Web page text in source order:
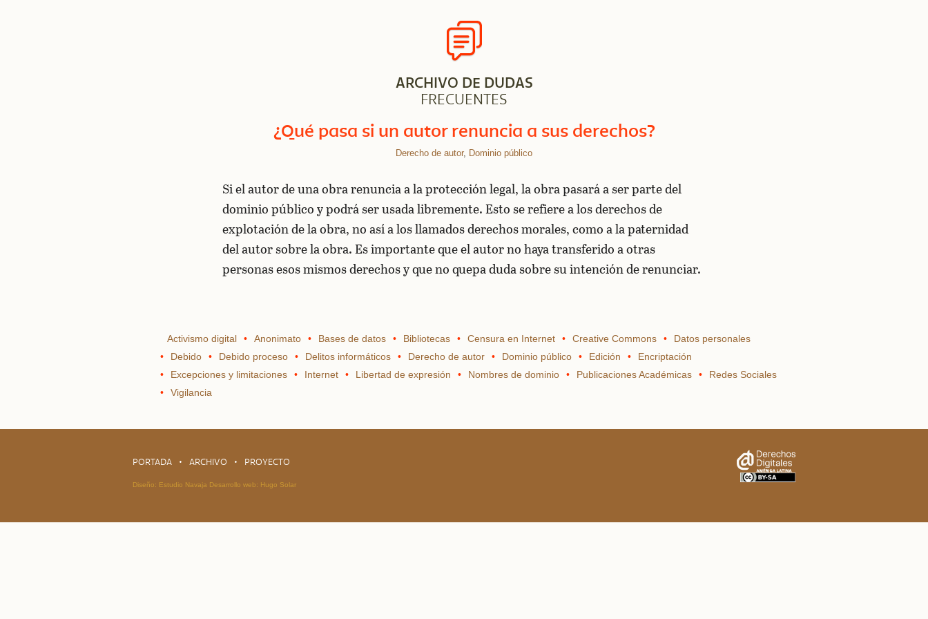
ARCHIVO DE DUDAS
FRECUENTES
¿Qué pasa si un autor renuncia a sus derechos?
Derecho de autor, Dominio público
Si el autor de una obra renuncia a la protección legal, la obra pasará a ser parte del
dominio público y podrá ser usada libremente. Esto se refiere a los derechos de
explotación de la obra, no así a los llamados derechos morales, como a la paternidad
del autor sobre la obra. Es importante que el autor no haya transferido a otras
personas esos mismos derechos y que no quepa duda sobre su intención de renunciar.
Activismo digital Anonimato Bases de datos Bibliotecas Censura en Internet Creative Commons
Datos personales
Debido
Debido proceso Delitos informáticos Derecho de autor Dominio público Edición
Encriptación
Excepciones y limitaciones
Internet Libertad de expresión Nombres de dominio Publicaciones Académicas
Redes Sociales
Vigilancia
PORTADA ARCHIVO PROYECTO
Diseño: Estudio Navaja Desarrollo web: Hugo Solar